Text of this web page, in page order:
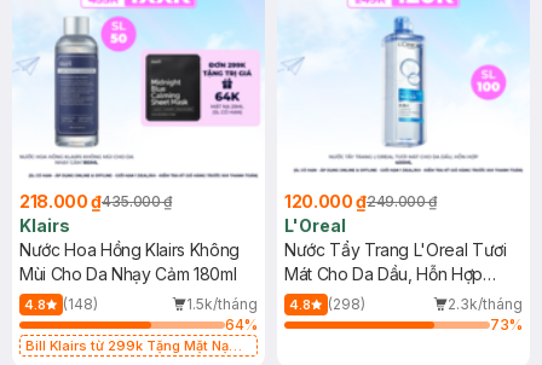
218.000 ₫435.000 ₫
Klairs
Nước Hoa Hồng Klairs Không
Mùi Cho Da Nhạy Cảm 180ml
4.8 (148)
1.5k/tháng
64%
Bill Klairs từ 299k Tặng Mặt Nạ
120.000 ₫249.000 ₫
L'Oreal
Nước Tẩy Trang L'Oreal Tươi
Mát Cho Da Dầu, Hỗn Hợp
400ml
4.8 (298)
2.3k/tháng
73%